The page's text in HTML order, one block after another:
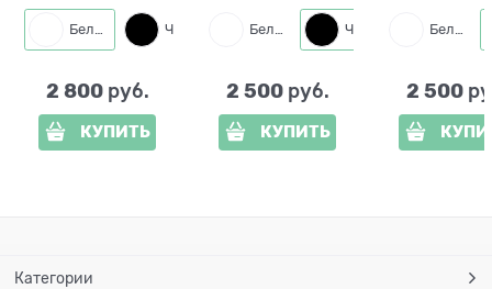
Белый
2 800 руб.
КУПИТЬ
Белый
2 500 руб.
КУПИТЬ
Белый
2 500
Категории